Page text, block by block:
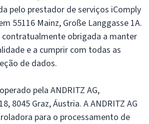
pelo prestador de serviços iComply
55116 Mainz, Große Langgasse 1A.
contratualmente obrigada a manter
e a cumprir com todas as
de dados.
pela ANDRITZ AG,
8045 Graz, Áustria. A ANDRITZ AG
para o processamento de